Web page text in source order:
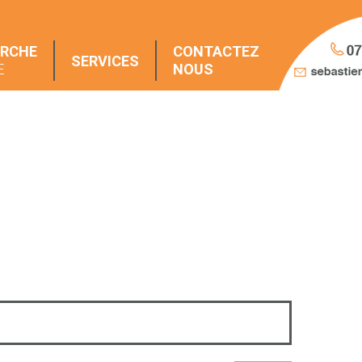
SERVICES
CONTACTEZ
NOUS